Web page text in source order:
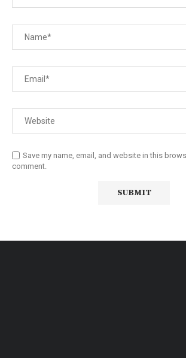
Save my name, email, and website in this
comment.